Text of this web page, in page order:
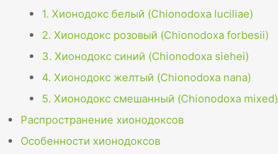
1. Хионодокс белый (Chionodoxa luciliae)
2. Хионодокс розовый (Chionodoxa forbesii)
3. Хионодокс синий (Chionodoxa siehei)
4. Хионодокс желтый (Chionodoxa nana)
5. Хионодокс смешанный (Chionodoxa mixed)
Распространение хионодоксов
Особенности хионодоксов